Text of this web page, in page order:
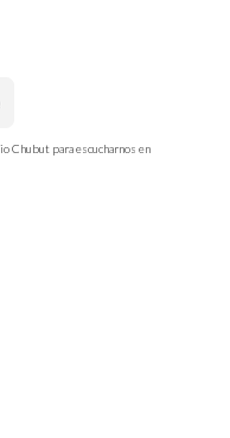
Chubut para escucharnos en